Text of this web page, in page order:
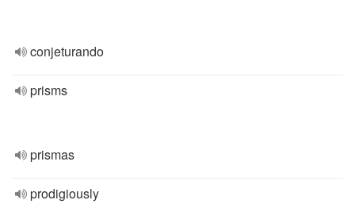
conjeturando
prisms
prismas
prodigiously